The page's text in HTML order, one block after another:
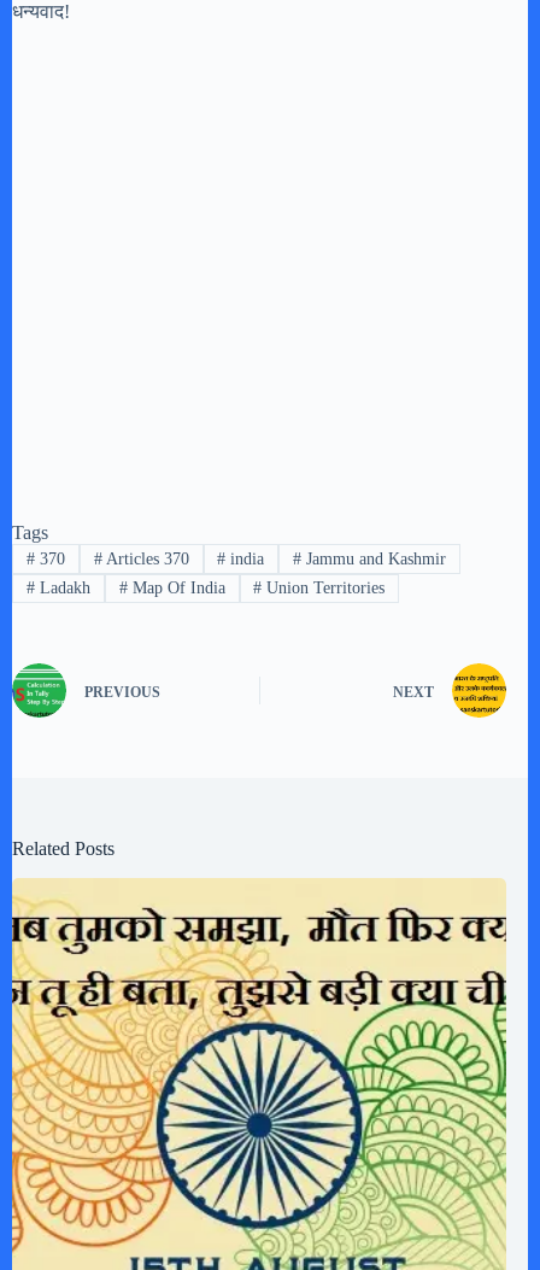
धन्यवाद!
Tags
#370 #Articles 370 # india # Jammu and Kashmir
#Ladakh #Map Of India # Union Territories
PREVIOUS NEXT
Related Posts